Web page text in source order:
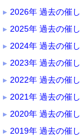
2026年 過去の催し
2025年 過去の催し
2024年 過去の催し
2023年 過去の催し
2022年 過去の催し
2021年 過去の催し
2020年 過去の催し
2019年 過去の催し